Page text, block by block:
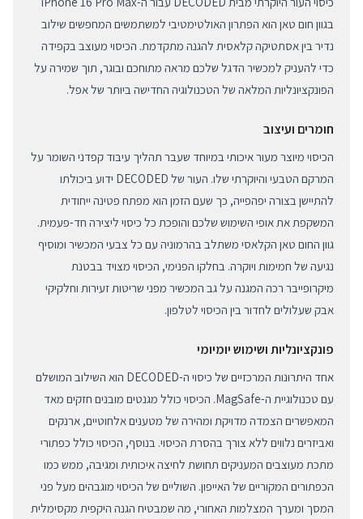
בגוון חום טאן הוא הפתרון האולטימטיבי למשתמשים המחפשים שילוב
נדיר בין אסתטיקה קלאסית להגנה מתקדמת. הכיסוי מעוצב בקפידה
כדי להעניק למכשיר הדגל שלכם מראה מתוחכם ובוגר, תוך שמירה על
הפונקציונליות המלאה של הטכנולוגיה החדישה ביותר של אפל.
חומרים ועיצוב
הכיסוי מיוצר מעור איכותי במיוחד שעבר תהליך עיבוד קפדני השומר על
המרקם הטבעי והיוקרתי שלו. העור של DECODED ידוע ביכולתו
להתיישן בצורה יפהפייה, כך שעם הזמן הוא מפתח פטינה ייחודית
המשקפת את אופי השימוש שלכם והופכת כל כיסוי ליצירה חד-פעמית.
גוון החום טאן הקלאסי משתלב בהרמוניה עם כל צבעי המכשיר ומוסיף
נגיעה של חמימות ויוקרה. בחלקו הפנימי, הכיסוי מצויד בבטנת
מיקרופייבר רכה המגנה על גב המכשיר מפני שריטות זעירות וחלקיקי
אבק שעלולים לחדור בין הכיסוי לטלפון.
פונקציונליות ושימוש יומיומי
אחד היתרונות המרכזיים של כיסוי ה-DECODED הוא השילוב המושלם
עם טכנולוגיית ה-MagSafe. הכיסוי כולל מגנטים מובנים חזקים מאד
המאפשרים הצמדה מדויקת ומהירה של מטענים אלחוטיים, ארנקים
ואביזרים נלווים ללא צורך בהסרת הכיסוי. בנוסף, הכיסוי כולל כפתורי
מתכת מעוצבים המעניקים תחושת לחיצה איכותית ומגיבה, ממש כמו
הכפתורים המקוריים של האייפון. השוליים של הכיסוי מוגבהים מעל פני
המסך ומערך המצלמות האחורי, מה שמבטיח הגנה היקפית מקסימלית